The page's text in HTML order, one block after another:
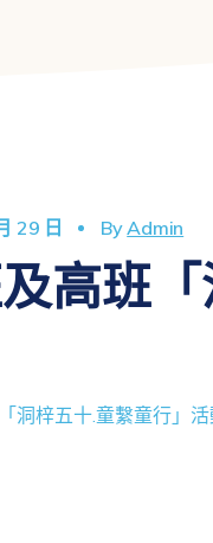
29 日 ByAdmin
高班
洞梓五十.童繫童行」